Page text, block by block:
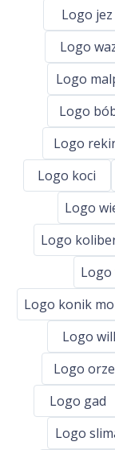
Logo jez
Logo
Logo
Logo
Logo
Logo koci
Logo
Logo
Logo konik
Logo
Logo
Logo gad
Logo